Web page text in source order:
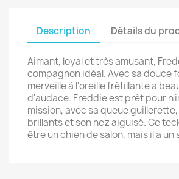
Description Détails du
Aimant, loyal et très amusant,
compagnon idéal. Avec sa douce
merveille à l'oreille frétillante a
d'audace. Freddie est prêt pour
mission, avec sa queue
brillants et son nez aiguisé. Ce
être un chien de salon, mais il a